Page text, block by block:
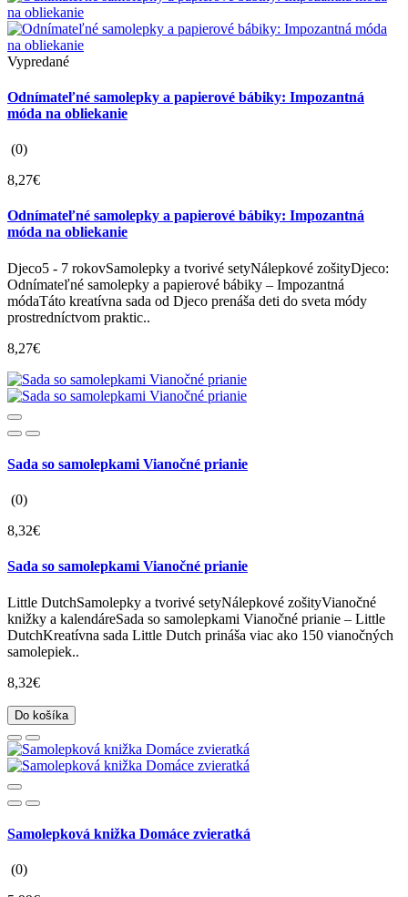
Vypredané
Odnímateľné samolepky a papierové bábiky: Impozantná
móda na obliekanie
(0)
8,27€
Odnímateľné samolepky a papierové bábiky: Impozantná
móda na obliekanie
Djeco5 - 7 rokovSamolepky a tvorivé setyNálepkové zošityDjeco:
Odnímateľné samolepky a papierové bábiky – Impozantná
módaTáto kreatívna sada od Djeco prenáša deti do sveta módy
prostredníctvom praktic..
8,27€
Sada so samolepkami Vianočné prianie
(0)
8,32€
Sada so samolepkami Vianočné prianie
Little DutchSamolepky a tvorivé setyNálepkové zošityVianočné
knižky a kalendáreSada so samolepkami Vianočné prianie – Little
DutchKreatívna sada Little Dutch prináša viac ako 150 vianočných
samolepiek..
8,32€
Do košíka
Samolepková knižka Domáce zvieratká
(0)